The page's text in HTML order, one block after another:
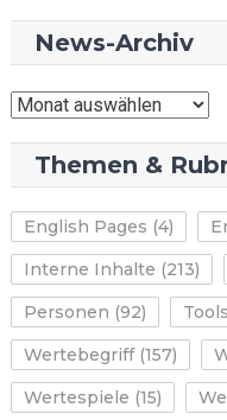
News-Archiv
News-
Themen &
English Pages (4)
Interne Inhalte (213)
Personen (92) Tools
Wertebegriff(157)
Wertespiele (15)